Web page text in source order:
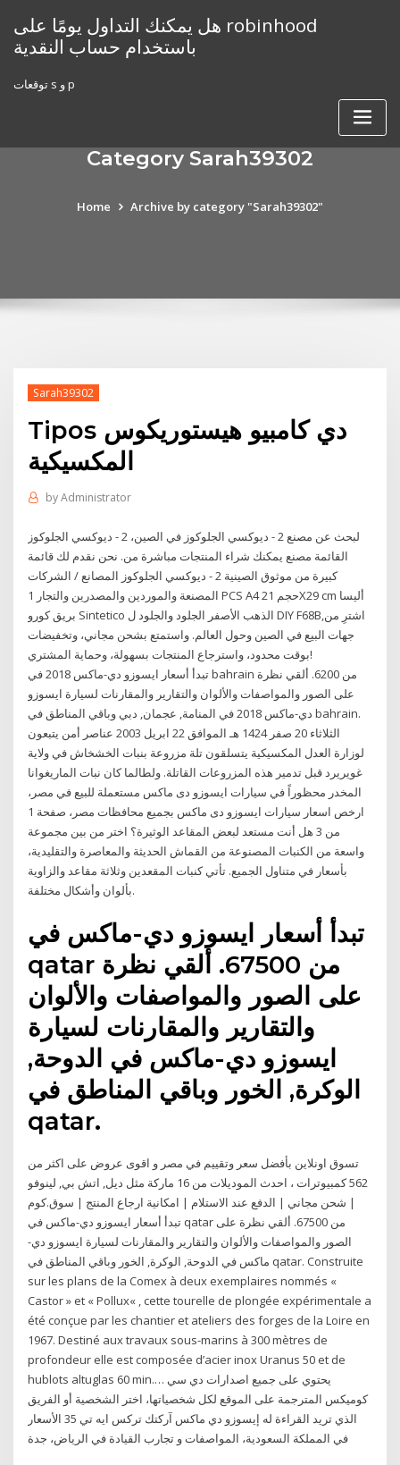
content
هل يمكنك التداول يومًا على robinhood
باستخدام حساب النقدية
توقعات s و p
Category Sarah39302
Home Archive by category "Sarah39302"
Sarah39302
Tipos دي كامبيو هيستوريكوس
المكسيكية
byAdministrator
لبحث عن مصنع 2 - ديوكسي الجلوكوز في الصين، 2 - ديوكسي الجلوكوز
القائمة مصنع يمكنك شراء المنتجات مباشرة من. نحن نقدم لك قائمة
كبيرة من موثوق الصينية 2 - ديوكسي الجلوكوز المصانع / الشركات
المصنعة والموردين والمصدرين والتجار 1 PCS A4 حجم 21X29 cm أليسا
بريق كورو Sintetico الذهب الأصفر الجلود والجلود ل DIY F68B,اشترِ من
جهات البيع في الصين وحول العالم. واستمتع بشحن مجاني، وتخفيضات
بوقت محدود، واسترجاع المنتجات بسهولة، وحماية المشتري!
تبدأ أسعار ايسوزو دي-ماكس 2018 في bahrain من 6200. ألقي نظرة
على الصور والمواصفات والألوان والتقارير والمقارنات لسيارة ايسوزو
دي-ماكس 2018 في المنامة, عجمان, دبي وباقي المناطق في bahrain.
الثلاثاء 20 صفر 1424 هـ الموافق 22 ابريل 2003 عناصر أمن يتبعون
لوزارة العدل المكسيكية يتسلقون تلة مزروعة بنبات الخشخاش في ولاية
غويريرد قبل تدمير هذه المزروعات القاتلة. ولطالما كان نبات الماريغوانا
المخدر محظوراً في سيارات ايسوزو دى ماكس مستعملة للبيع في مصر،
ارخص اسعار سيارات ايسوزو دى ماكس بجميع محافظات مصر، صفحة 1
من 3 هل أنت مستعد لبعض المقاعد الوثيرة؟ اختر من بين مجموعة
واسعة من الكنبات المصنوعة من القماش الحديثة والمعاصرة والتقليدية،
بأسعار في متناول الجميع. تأتي كنبات المقعدين وثلاثة مقاعد والزاوية
بألوان وأشكال مختلفة.
تبدأ أسعار ايسوزو دي-ماكس في
qatar من 67500. ألقي نظرة
على الصور والمواصفات والألوان
والتقارير والمقارنات لسيارة
ايسوزو دي-ماكس في الدوحة,
الوكرة, الخور وباقي المناطق في
qatar.
تسوق اونلاين بأفضل سعر وتقييم في مصر و اقوى عروض على اكثر من
562 كمبيوترات ، احدث الموديلات من 16 ماركة مثل ديل, اتش بي, لينوفو
| شحن مجاني | الدفع عند الاستلام | امكانية ارجاع المنتج | سوق.كوم
تبدأ أسعار ايسوزو دي-ماكس في qatar من 67500. ألقي نظرة على
الصور والمواصفات والألوان والتقارير والمقارنات لسيارة ايسوزو دي-
ماكس في الدوحة, الوكرة, الخور وباقي المناطق في qatar. Construite
sur les plans de la Comex à deux exemplaires nommés «
Castor » et « Pollux« , cette tourelle de plongée expérimentale a
été conçue par les chantier et ateliers des forges de la Loire en
1967. Destiné aux travaux sous-marins à 300 mètres de
profondeur elle est composée d’acier inox Uranus 50 et de
hublots altuglas 60 min.… يحتوي على جميع اصدارات دي سي
كوميكس المترجمة على الموقع لكل شخصياتها، اختر الشخصية أو الفريق
الذي تريد القراءة له إيسوزو دي ماكس آركتك تركس ايه تي 35 الأسعار
في المملكة السعودية، المواصفات و تجارب القيادة في الرياض، جدة